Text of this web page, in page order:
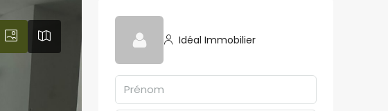
Idéal Immobilier